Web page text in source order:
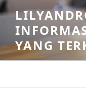
Skip
to
content
YANG